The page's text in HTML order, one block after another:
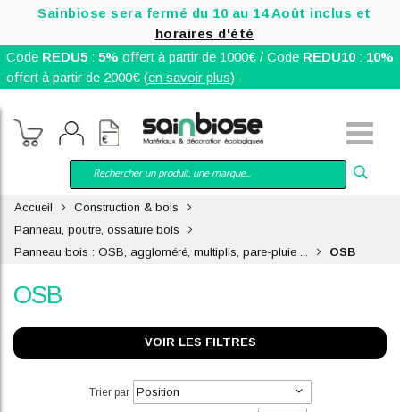
Sainbiose sera fermé du 10 au 14 Août inclus et
horaires d'été
Code REDU5: 5% offert à partir de 1000€ / Code REDU10: 10%
offert à partir de 2000€ (en savoir plus)
Accueil
Construction & bois
Panneau, poutre, ossature bois
Panneau bois : OSB, aggloméré, multiplis, pare-pluie ...
OSB
OSB
VOIR LES FILTRES
Trier par